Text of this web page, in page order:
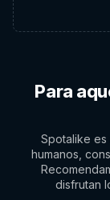
Para
Spotalike
humanos,
disfrutan